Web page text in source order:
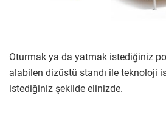
Oturmak ya da yatmak istediğiniz
alabilen dizüstü standı ile teknoloji
istediğiniz şekilde elinizde.